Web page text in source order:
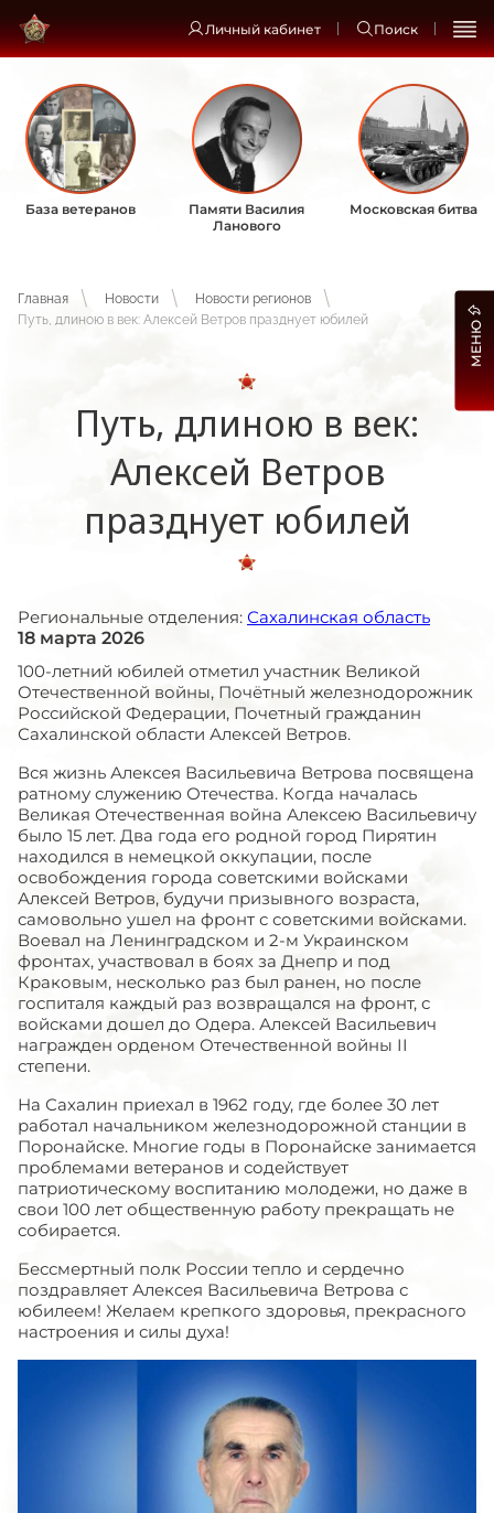
Личный кабинет Поиск
База ветеранов
Памяти Василия
Ланового
Московская битва
Главная Новости
Новости регионов
Путь, длиною в век: Алексей Ветров празднует юбилей
Путь, длиною в век:
Алексей Ветров
празднует юбилей
Региональные отделения: Сахалинская область
18 марта 2026
100-летний юбилей отметил участник Великой
Отечественной войны, Почётный железнодорожник
Российской Федерации, Почетный гражданин
Сахалинской области Алексей Ветров.
Вся жизнь Алексея Васильевича Ветрова посвящена
ратному служению Отечества. Когда началась
Великая Отечественная война Алексею Васильевичу
было 15 лет. Два года его родной город Пирятин
находился в немецкой оккупации, после
освобождения города советскими войсками
Алексей Ветров, будучи призывного возраста,
самовольно ушел на фронт с советскими войсками.
Воевал на Ленинградском и 2-м Украинском
фронтах, участвовал в боях за Днепр и под
Краковым, несколько раз был ранен, но после
госпиталя каждый раз возвращался на фронт, с
войсками дошел до Одера. Алексей Васильевич
награжден орденом Отечественной войны II
степени.
На Сахалин приехал в 1962 году, где более 30 лет
работал начальником железнодорожной станции в
Поронайске. Многие годы в Поронайске занимается
проблемами ветеранов и содействует
патриотическому воспитанию молодежи, но даже в
свои 100 лет общественную работу прекращать не
собирается.
Бессмертный полк России тепло и сердечно
поздравляет Алексея Васильевича Ветрова с
юбилеем! Желаем крепкого здоровья, прекрасного
настроения и силы духа!
МЕНЮ